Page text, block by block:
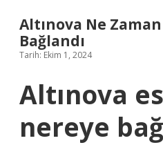
Altınova Ne
Bağlandı
Tarih: Ekim 1, 2024
Altınova
nereye